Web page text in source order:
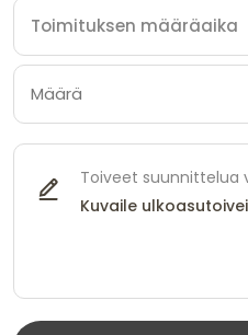
Toiveet suunnittelua